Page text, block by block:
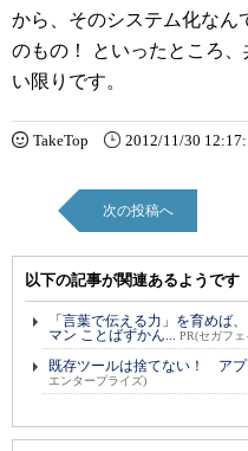
から、そのシステム化なん
のもの！ といったところ
い限りです。
TakeTop 2012/11/30
次の投稿へ
以下の記事が関連あるようです
「言葉で伝える力」を育めば
マン ことばずかん... PR(セガフ
既存ツールは捨てない！ ア
エンタープライズ)